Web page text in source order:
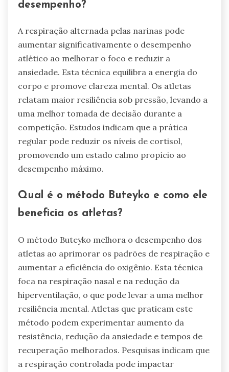
desempenho?
A respiração alternada pelas narinas pode
aumentar significativamente o desempenho
atlético ao melhorar o foco e reduzir a
ansiedade. Esta técnica equilibra a energia do
corpo e promove clareza mental. Os atletas
relatam maior resiliência sob pressão, levando a
uma melhor tomada de decisão durante a
competição. Estudos indicam que a prática
regular pode reduzir os níveis de cortisol,
promovendo um estado calmo propício ao
desempenho máximo.
Qual é o método Buteyko e como ele
beneficia os atletas?
O método Buteyko melhora o desempenho dos
atletas ao aprimorar os padrões de respiração e
aumentar a eficiência do oxigênio. Esta técnica
foca na respiração nasal e na redução da
hiperventilação, o que pode levar a uma melhor
resiliência mental. Atletas que praticam este
método podem experimentar aumento da
resistência, redução da ansiedade e tempos de
recuperação melhorados. Pesquisas indicam que
a respiração controlada pode impactar